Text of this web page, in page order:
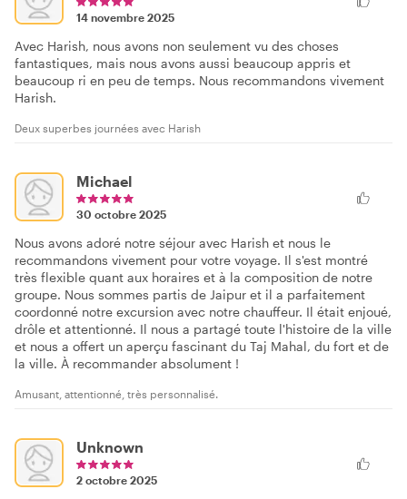
14 novembre 2025
Avec Harish, nous avons non seulement vu des choses
fantastiques, mais nous avons aussi beaucoup appris et
beaucoup ri en peu de temps. Nous recommandons vivement
Harish.
Deux superbes journées avec Harish
Michael
30 octobre 2025
Nous avons adoré notre séjour avec Harish et nous le
recommandons vivement pour votre voyage. Il s'est montré
très flexible quant aux horaires et à la composition de notre
groupe. Nous sommes partis de Jaipur et il a parfaitement
coordonné notre excursion avec notre chauffeur. Il était enjoué,
drôle et attentionné. Il nous a partagé toute l'histoire de la ville
et nous a offert un aperçu fascinant du Taj Mahal, du fort et de
la ville. À recommander absolument !
Amusant, attentionné, très personnalisé.
Unknown
2 octobre 2025